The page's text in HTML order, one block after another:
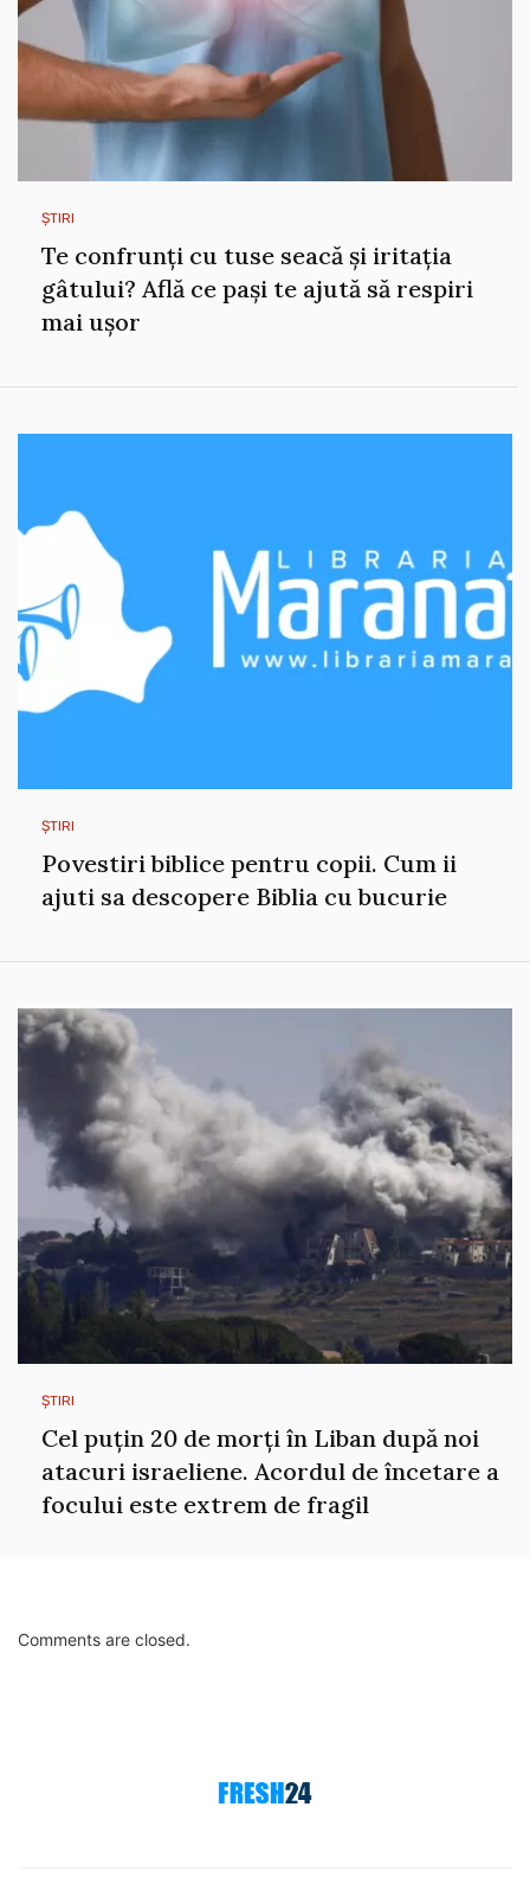
ȘTIRI
Te confrunți cu tuse seacă și iritația
gâtului? Află ce pași te ajută să respiri
mai ușor
ȘTIRI
Povestiri biblice pentru copii. Cum ii
ajuti sa descopere Biblia cu bucurie
ȘTIRI
Cel puțin 20 de morți în Liban după noi
atacuri israeliene. Acordul de încetare a
focului este extrem de fragil
Comments are closed.